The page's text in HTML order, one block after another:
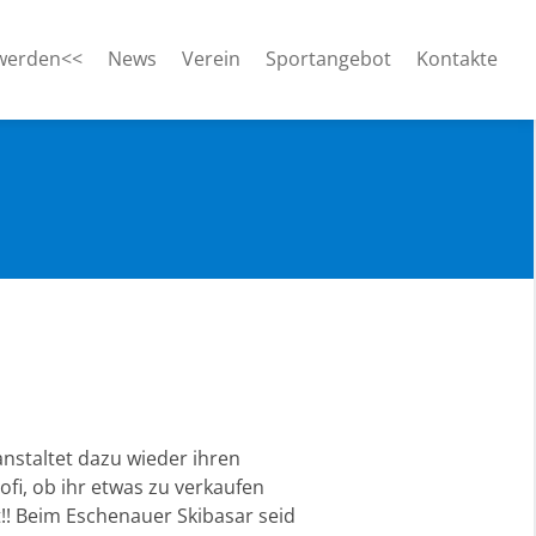
News Verein Sportangebot Kontakte
dazu wieder ihren
ob ihr etwas zu verkaufen
Eschenauer Skibasar seid